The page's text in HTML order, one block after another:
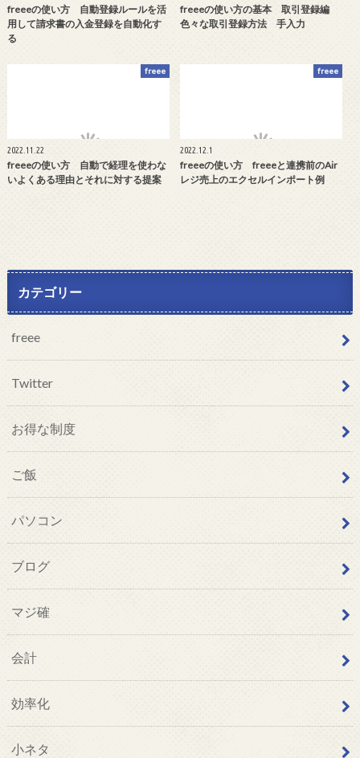
freeeの使い方 自動登録ルールを活
用して請求書の入金登録を自動化す
る
freeeの使い方の基本 取引登録編
色々な取引登録方法 手入力
freee
2022.11.22
freeeの使い方 自動で経理を使わな
いよくある理由とそれに対する提案
freee
2022.12.1
freeeの使い方 freeeと連携前のAir
レジ売上のエクセルインポート例
カテゴリー
freee
Twitter
お得な制度
ご飯
パソコン
ブログ
マジ確
会計
効率化
小ネタ